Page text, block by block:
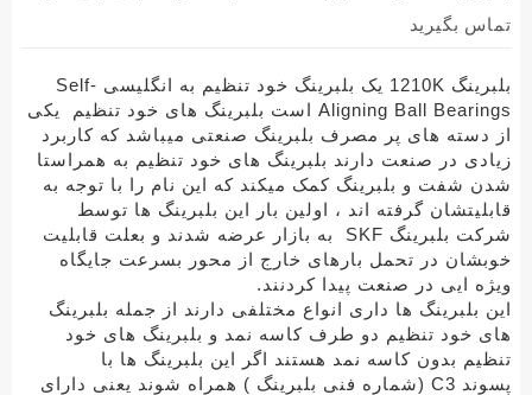
تماس بگیرید
بلبرینگ 1210K یک بلبرینگ خود تنظیم به انگلیسی Self-
Aligning Ball Bearings است بلبرینگ های خود تنظیم
یکی
از دسته های پر مصرف بلبرینگ صنعتی میباشد که کاربرد
زیادی در صنعت دارند بلبرینگ های خود تنظیم به همراستا
شدن شفت و بلبرینگ کمک میکند که این نام را با توجه به
قابلیتشان گرفته اند ، اولین بار این بلبرینگ ها توسط
شرکت بلبرینگ SKF
به بازار عرضه شدند و بعلت قابلیت
خوبشان در تحمل بارهای خارج از محور بسرعت جایگاه
ویژه ایی در صنعت پیدا کردنند.
این بلبرینگ ها داری انواع مختلفی دارند از جمله بلبرینگ
های خود تنظیم دو طرف کاسه نمد و بلبرینگ های خود
تنظیم بدون کاسه نمد هستند اگر این بلبرینگ ها با
پسوند C3 (شماره فنی بلبرینگ )
همراه شوند یعنی دارای